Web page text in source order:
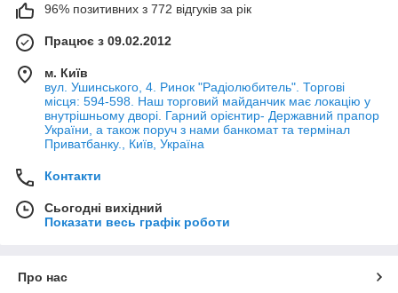
96% позитивних з 772 відгуків за рік
Працює з 09.02.2012
м. Київ
вул. Ушинського, 4. Ринок "Радіолюбитель". Торгові
місця: 594-598. Наш торговий майданчик має локацію у
внутрішньому дворі. Гарний орієнтир- Державний прапор
України, а також поруч з нами банкомат та термінал
Приватбанку., Київ, Україна
Контакти
Сьогодні вихідний
Показати весь графік роботи
Про нас